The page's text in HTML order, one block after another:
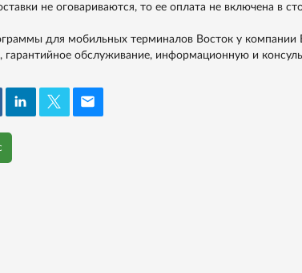
не оговариваются, то ее оплата не включена в
для мобильных терминалов Восток у компании
гарантийное обслуживание, информационную и